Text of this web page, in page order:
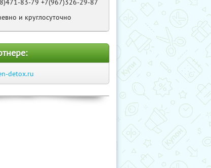
83-79 +7(967)326-29-87
и круглосуточно
detox.ru